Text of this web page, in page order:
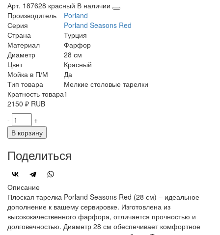
Арт. 187628 красный В наличии
Производитель
Porland
Серия
Porland Seasons Red
Страна
Турция
Материал
Фарфор
Диаметр
28 см
Цвет
Красный
Мойка в П/М
Да
Тип товара
Мелкие столовые тарелки
Кратность товара1
2150 ₽ RUB
-
+
В корзину
Поделиться
Описание
Плоская тарелка Porland Seasons Red (28 см) – идеальное
дополнение к вашему сервировке. Изготовлена из
высококачественного фарфора, отличается прочностью и
долговечностью. Диаметр 28 см обеспечивает комфортное